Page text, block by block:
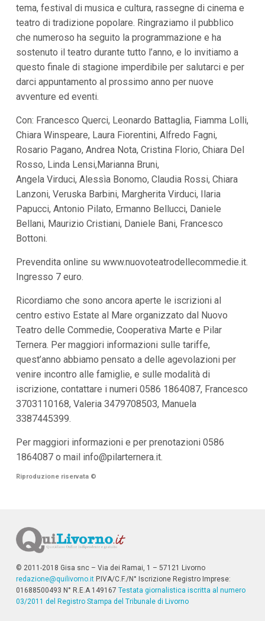
tema, festival di musica e cultura, rassegne di cinema e
teatro di tradizione popolare. Ringraziamo il pubblico
che numeroso ha seguito la programmazione e ha
sostenuto il teatro durante tutto l’anno, e lo invitiamo a
questo finale di stagione imperdibile per salutarci e per
darci appuntamento al prossimo anno per nuove
avventure ed eventi.
Con: Francesco Querci, Leonardo Battaglia, Fiamma Lolli,
Chiara Winspeare, Laura Fiorentini, Alfredo Fagni,
Rosario Pagano, Andrea Nota, Cristina Florio, Chiara Del
Rosso, Linda Lensi,Marianna Bruni,
Angela Virduci, Alessìa Bonomo, Claudia Rossi, Chiara
Lanzoni, Veruska Barbini, Margherita Virduci, Ilaria
Papucci, Antonio Pilato, Ermanno Bellucci, Daniele
Bellani, Maurizio Cristiani, Daniele Bani, Francesco
Bottoni.
Prevendita online su www.nuovoteatrodellecommedie.it.
Ingresso 7 euro.
Ricordiamo che sono ancora aperte le iscrizioni al
centro estivo Estate al Mare organizzato dal Nuovo
Teatro delle Commedie, Cooperativa Marte e Pilar
Ternera. Per maggiori informazioni sulle tariffe,
quest’anno abbiamo pensato a delle agevolazioni per
venire incontro alle famiglie, e sulle modalità di
iscrizione, contattare i numeri 0586 1864087, Francesco
3703110168, Valeria 3479708503, Manuela
3387445399.
Per maggiori informazioni e per prenotazioni 0586
1864087 o mail info@pilarternera.it.
Riproduzione riservata ©
© 2011-2018 Gisa snc – Via dei Ramai, 1 – 57121 Livorno
redazione@quilivorno.itP.IVA/C.F./N° Iscrizione Registro Imprese:
01688500493 N° R.E.A 149167 Testata giornalistica iscritta al numero
03/2011 del Registro Stampa del Tribunale di Livorno